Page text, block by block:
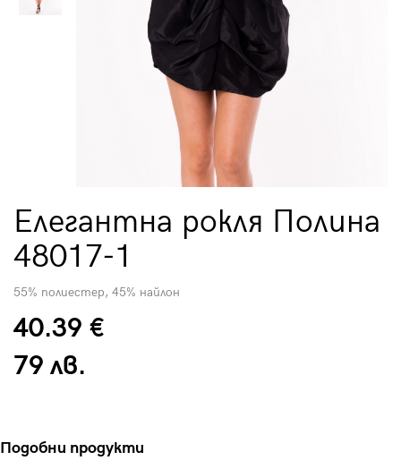
Елегантна рокля Полина
48017-1
55% полиестер, 45% найлон
40.39 €
79 лв.
Подобни продукти